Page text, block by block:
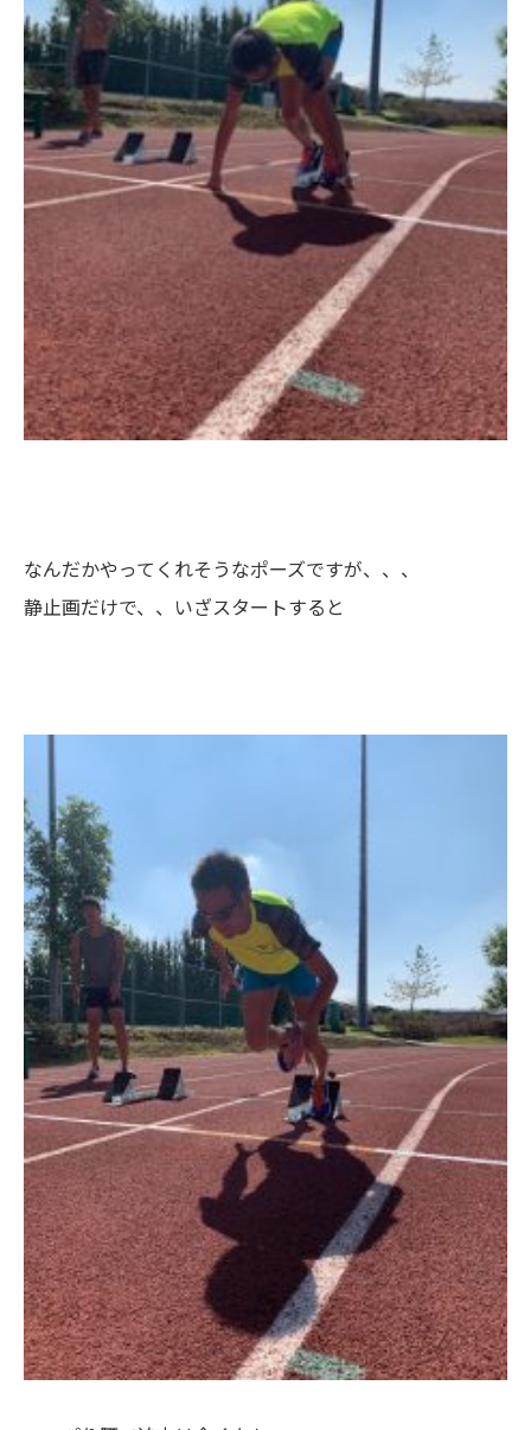
なんだかやってくれそうなポーズですが、、、
静止画だけで、、いざスタートすると